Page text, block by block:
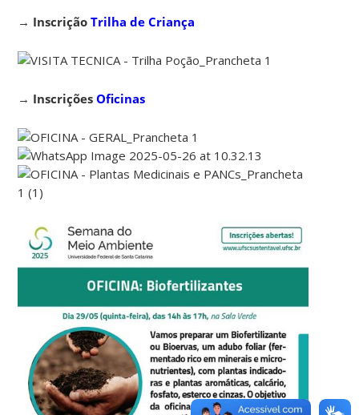
→ InscriçãoTrilha de Criança
→ InscriçõesOficinas